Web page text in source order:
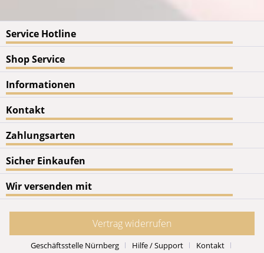
Service Hotline
Shop Service
Informationen
Kontakt
Zahlungsarten
Sicher Einkaufen
Wir versenden mit
Vertrag widerrufen
Geschäftsstelle Nürnberg Hilfe / Support Kontakt